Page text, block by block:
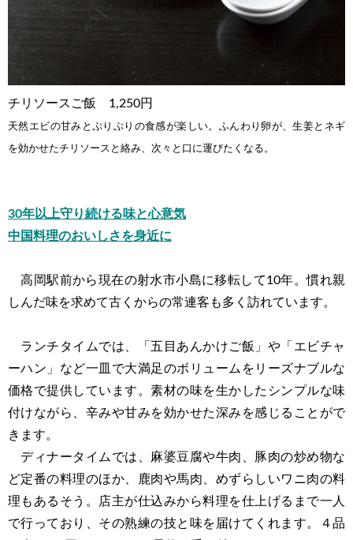
チリソースご飯 1,250円
天然エビの甘みとぷりぷりの食感が楽しい。ふんわり卵が、生姜とネギ
を効かせたチリソースと絡み、次々と口に運びたくなる。
30年以上守り続ける味と心意気
中国料理のおいしさを身近に
高岡駅前から現在の射水市小島に移転して10年。慣れ親
しんだ味を求めて古くからの常連客も多く訪れています。
ランチタイムでは、「五目あんかけご飯」や「エビチャ
ーハン」など一皿で大満足のボリュームをリーズナブルな
価格で提供しています。素材の味を生かしたシンプルな味
付けながら、辛みや甘みを効かせた深みを感じることがで
きます。
ディナータイムでは、麻婆豆腐や牛肉、豚肉の炒め物な
ど定番の料理のほか、鹿肉や馬肉、めずらしいワニ肉の料
理もあるそう。店主が仕込みから料理を仕上げるまで一人
で行っており、その熟練の技と味を届けてくれます。４品